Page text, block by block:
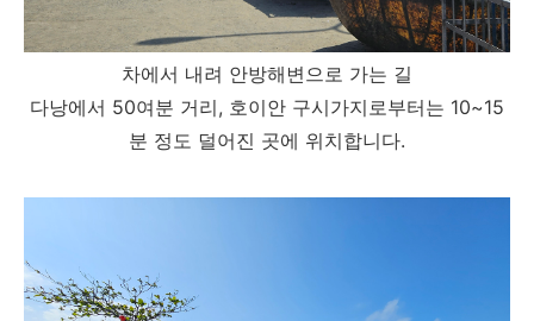
차에서 내려 안방해변으로 가는 길
다낭에서 50여분 거리, 호이안 구시가지로부터는 10~15
분 정도 덜어진 곳에 위치합니다.